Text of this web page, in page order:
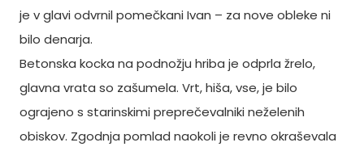
je v glavi odvrnil pomečkani Ivan – za nove obleke ni
bilo denarja.
Betonska kocka na podnožju hriba je odprla žrelo,
glavna vrata so zašumela. Vrt, hiša, vse, je bilo
ograjeno s starinskimi preprečevalniki neželenih
obiskov. Zgodnja pomlad naokoli je revno okraševala